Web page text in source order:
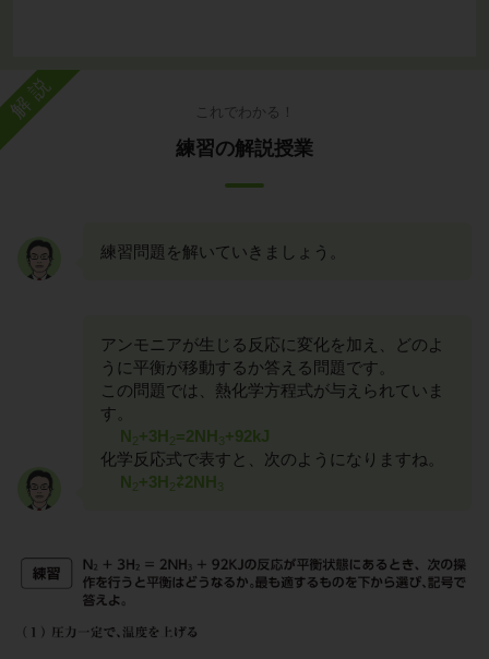
解説 これでわかる！
練習の解説授業
練習問題を解いていきましょう。
アンモニアが生じる反応に変化を加え、どのよ
うに平衡が移動するか答える問題です。
この問題では、熱化学方程式が与えられていま
す。
N2+3H2=2NH3 +92kJ
化学反応式で表すと、次のようになりますね。
N2+3H2⇄2NH3